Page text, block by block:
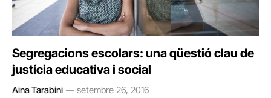
Segregacions escolars: una qüestió clau de
justícia educativa i social
Aina Tarabini setembre 26, 2016